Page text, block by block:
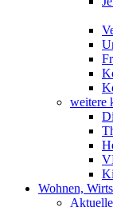
weitere
Wohnen,